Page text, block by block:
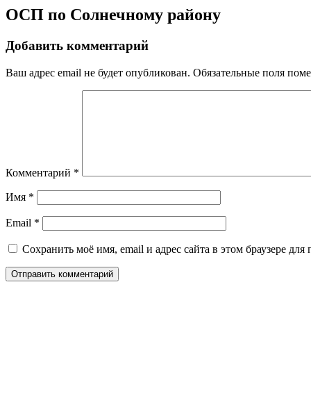
ОСП по Солнечному району
Добавить комментарий
Ваш адрес email не будет опубликован. Обязательные поля
Комментарий *
Имя *
Email *
Сохранить моё имя, email и адрес сайта в этом браузере